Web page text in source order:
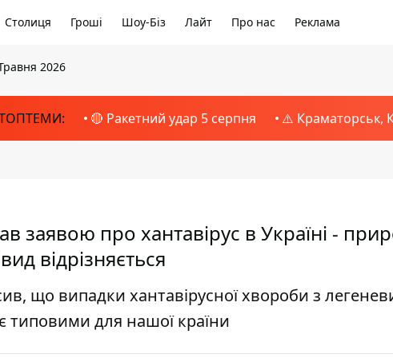
Столиця Гроші Шоу-Біз Лайт Про нас Реклама
2026
🔴 Ракетний удар 5 серпня ⚠️ Краматорськ,
заявою про хантавірус в Україні -
відрізняється
що випадки хантавірусної хвороби з
типовими для нашої країни